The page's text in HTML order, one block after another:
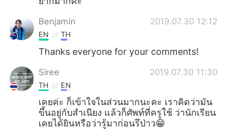
Benjamin 2019.07.30 12:12
EN TH
Thanks everyone for your comments!
Siree 2019.07.30 11:30
TH EN
เคยค่ะ​ ก็เข้าใจในส่วนมากนะคะ​ เราคิดว่ามัน
ขึ้นอยู่​กับสำเนียง​ แล้วก็ศัพท์​ที่ครูใช้​ ว่านักเรียน
เคยได้ยินหรือว่ารู้มาก่อนรึป่าว😁